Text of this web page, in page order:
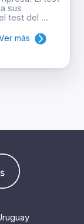
sus
test del ...
más